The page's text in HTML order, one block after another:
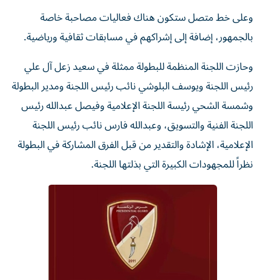
وعلى خط متصل ستكون هناك فعاليات مصاحبة خاصة
بالجمهور، إضافة إلى إشراكهم في مسابقات ثقافية ورياضية.
وحازت اللجنة المنظمة للبطولة ممثلة في سعيد زعل آل علي
رئيس اللجنة ويوسف البلوشي نائب رئيس اللجنة ومدير البطولة
وشمسة الشحي رئيسة اللجنة الإعلامية وفيصل عبدالله رئيس
اللجنة الفنية والتسويق، وعبدالله فارس نائب رئيس اللجنة
الإعلامية، الإشادة والتقدير من قبل الفرق المشاركة في البطولة
نظراً للمجهودات الكبيرة التي بذلتها اللجنة.